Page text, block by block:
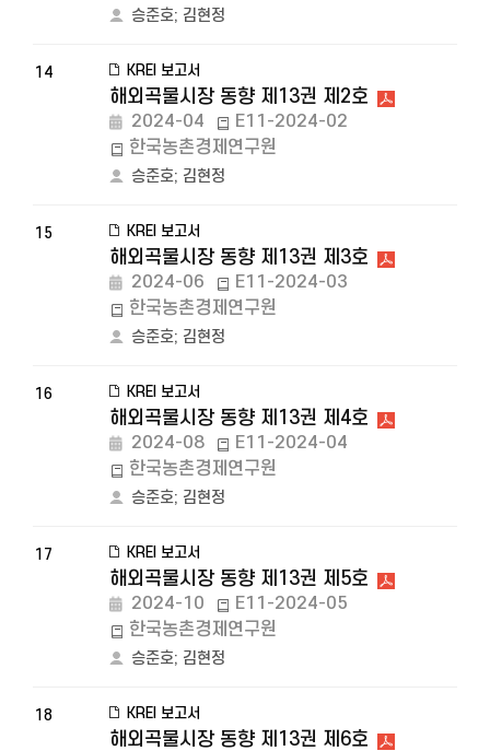
승준호; 김현정
14 KREI 보고서
해외곡물시장 동향 제13권 제2호
2024-04
E11-2024-02
한국농촌경제연구원
승준호; 김현정
15 KREI 보고서
해외곡물시장 동향 제13권 제3호
2024-06
E11-2024-03
한국농촌경제연구원
승준호; 김현정
16 KREI 보고서
해외곡물시장 동향 제13권 제4호
2024-08
E11-2024-04
한국농촌경제연구원
승준호; 김현정
17 KREI 보고서
해외곡물시장 동향 제13권 제5호
2024-10
E11-2024-05
한국농촌경제연구원
승준호; 김현정
18 KREI 보고서
해외곡물시장 동향 제13권 제6호